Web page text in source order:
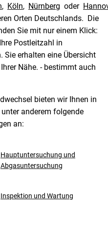
, Köln, Nürnberg oder
Orten Deutschlands. Die
Sie mit nur einem Klick:
Postleitzahl in
erhalten eine Übersicht
Nähe. - bestimmt auch
bieten wir Ihnen in
anderem folgende
an:
Hauptuntersuchung und
Abgasuntersuchung
Inspektion und Wartung